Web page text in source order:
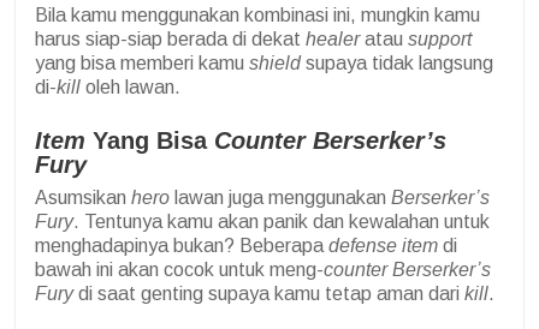
Bila kamu menggunakan kombinasi ini, mungkin kamu
harus siap-siap berada di dekat healeratau support
yang bisa memberi kamu shieldsupaya tidak langsung
di-kill oleh lawan.
Item Yang Bisa Counter Berserker’s
Fury
Asumsikan hero lawan juga menggunakan Berserker’s
Fury. Tentunya kamu akan panik dan kewalahan untuk
menghadapinya bukan? Beberapa defense item di
bawah ini akan cocok untuk meng-counter Berserker’s
Furydi saat genting supaya kamu tetap aman dari kill.